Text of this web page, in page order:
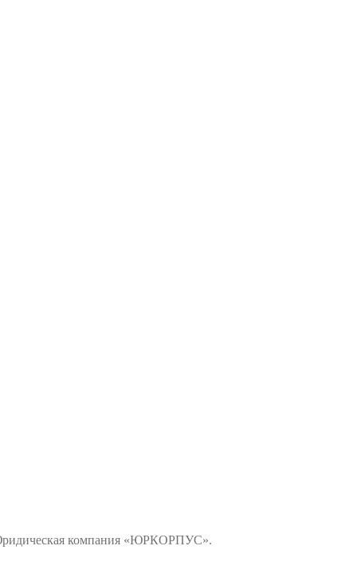
компания «ЮРКОРПУС».